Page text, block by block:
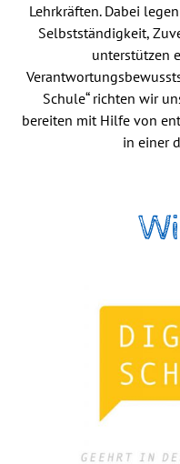
Lehrkräften. Dabei
Selbstständigkeit,
unterstützen
Schule“ richten wir
bereiten mit Hilfe von
in einer